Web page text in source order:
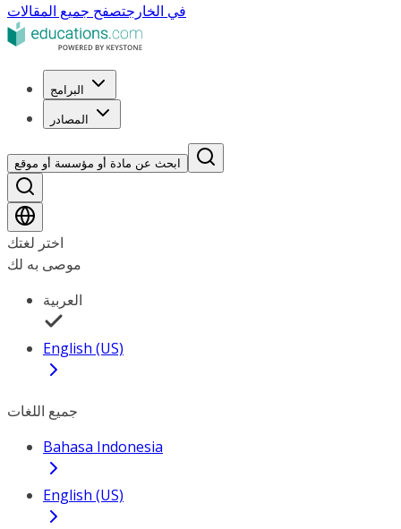
في الخارجتصفح جميع المقالات
البرامج
المصادر
ابحث عن مادة أو مؤسسة أو موقع
اختر لغتك
موصى به لك
العربية
English (US)
جميع اللغات
Bahasa Indonesia
English (US)